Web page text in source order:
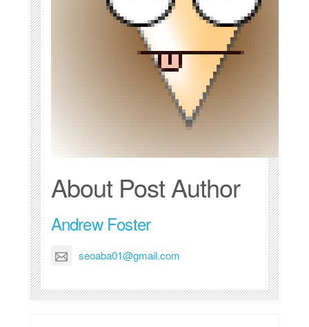
About Post Author
Andrew Foster
seoaba01@gmail.com